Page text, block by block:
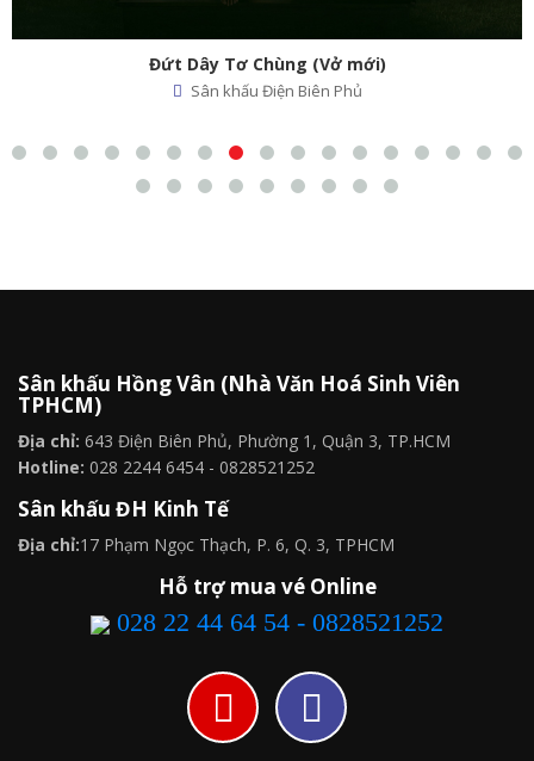
Đứt Dây Tơ Chùng (Vở mới)
Sân khấu Điện Biên Phủ
Sân khấu Hồng Vân (Nhà Văn Hoá Sinh Viên
TPHCM)
Địa chỉ: 643 Điện Biên Phủ, Phường 1, Quận 3, TP.HCM
Hotline: 028 2244 6454 - 0828521252
Sân khấu ĐH Kinh Tế
Địa chỉ:17 Phạm Ngọc Thạch, P. 6, Q. 3, TPHCM
Hỗ trợ mua vé Online
028 22 44 64 54 - 0828521252